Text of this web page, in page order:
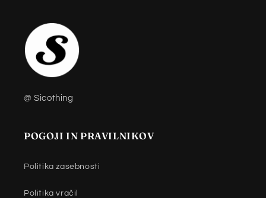
@ Sicothing
POGOJI IN PRAVILNIKOV
Politika zasebnosti
Politika vračil